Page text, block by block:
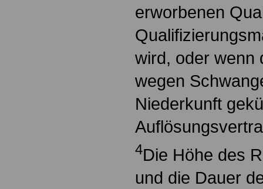
erworbenen
wird, oder wenn
wegen
Niederkunft
4Die Höhe des
und die Dauer